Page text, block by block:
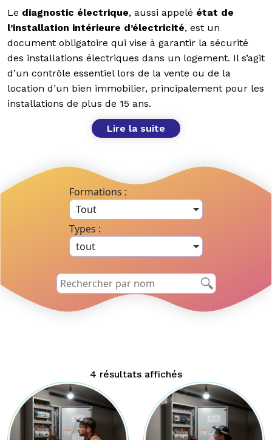
Le diagnostic électrique, aussi appelé état de
l’installation intérieure d’électricité, est un
document obligatoire qui vise à garantir la sécurité
des installations électriques dans un logement. Il s’agit
d’un contrôle essentiel lors de la vente ou de la
location d’un bien immobilier, principalement pour les
installations de plus de 15 ans.
Lire la suite
Formations :
Tout
Types :
tout
4 résultats affichés